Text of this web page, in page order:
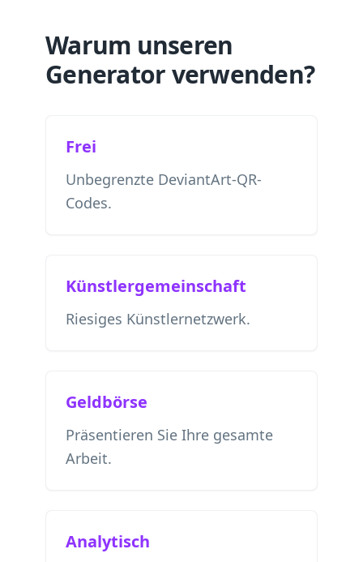
Warum unseren
Generator verwenden?
Frei
Unbegrenzte DeviantArt-QR-
Codes.
Künstlergemeinschaft
Riesiges Künstlernetzwerk.
Geldbörse
Präsentieren Sie Ihre gesamte
Arbeit.
Analytisch